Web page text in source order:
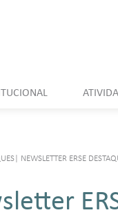
NEWSLETTER ERSE